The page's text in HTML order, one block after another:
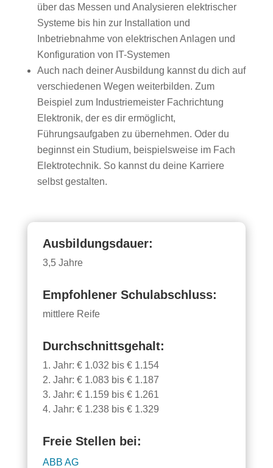
über das Messen und Analysieren elektrischer
Systeme bis hin zur Installation und
Inbetriebnahme von elektrischen Anlagen und
Konfiguration von IT-Systemen
Auch nach deiner Ausbildung kannst du dich auf
verschiedenen Wegen weiterbilden. Zum
Beispiel zum Industriemeister Fachrichtung
Elektronik, der es dir ermöglicht,
Führungsaufgaben zu übernehmen. Oder du
beginnst ein Studium, beispielsweise im Fach
Elektrotechnik. So kannst du deine Karriere
selbst gestalten.
Ausbildungsdauer:
3,5 Jahre
Empfohlener Schulabschluss:
mittlere Reife
Durchschnittsgehalt:
1. Jahr: € 1.032 bis € 1.154
2. Jahr: € 1.083 bis € 1.187
3. Jahr: € 1.159 bis € 1.261
4. Jahr: € 1.238 bis € 1.329
Freie Stellen bei:
ABB AG